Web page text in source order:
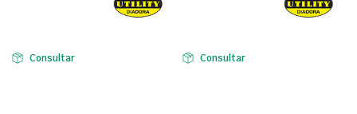
Consultar Consultar